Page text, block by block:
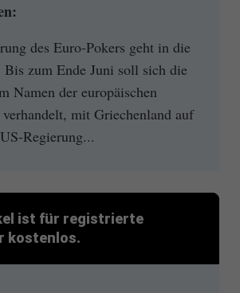
des Euro-Pokers geht in die
Bis zum Ende Juni soll sich die
Namen der europäischen
verhandelt, mit Griechenland auf
Regierung...
ist für registrierte
kostenlos.